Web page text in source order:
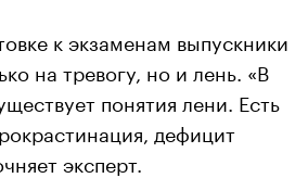
к экзаменам выпускники
на тревогу, но и лень. «В
понятия лени. Есть
дефицит
эксперт.